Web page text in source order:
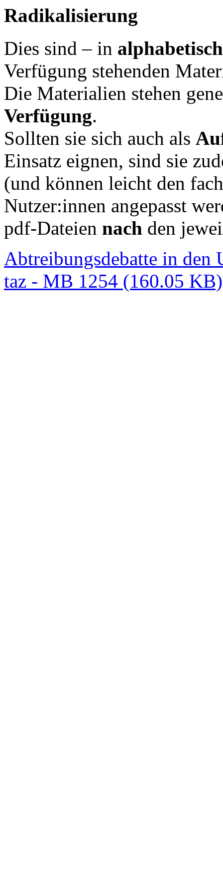
Radikalisierung
Dies sind – in
Verfügung stehenden
Die Materialien stehen
Verfügung.
Sollten sie sich auch als
Einsatz eignen, sind sie
(und können leicht den
Nutzer:innen angepasst
pdf-Dateien nach den
Abtreibungsdebatte in
taz - MB 1254 (160.05 KB)